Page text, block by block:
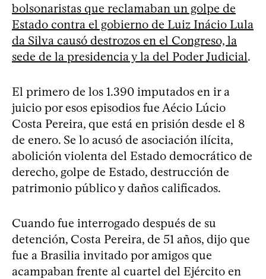
bolsonaristas que reclamaban un golpe de
Estado contra el gobierno de Luiz Inácio Lula
da Silva causó destrozos en el Congreso, la
sede de la presidencia y la del Poder Judicial.
El primero de los 1.390 imputados en ir a
juicio por esos episodios fue Aécio Lúcio
Costa Pereira, que está en prisión desde el 8
de enero. Se lo acusó de asociación ilícita,
abolición violenta del Estado democrático de
derecho, golpe de Estado, destrucción de
patrimonio público y daños calificados.
Cuando fue interrogado después de su
detención, Costa Pereira, de 51 años, dijo que
fue a Brasilia invitado por amigos que
acampaban frente al cuartel del Ejército en